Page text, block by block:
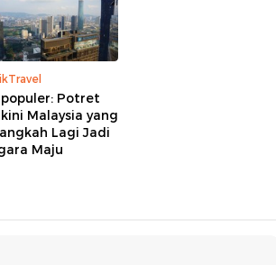
Potret
Malaysia yang
Lagi Jadi
Maju